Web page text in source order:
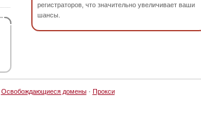
регистраторов, что значительно увеличивает ваши
шансы.
Освобождающиеся домены· Прокси